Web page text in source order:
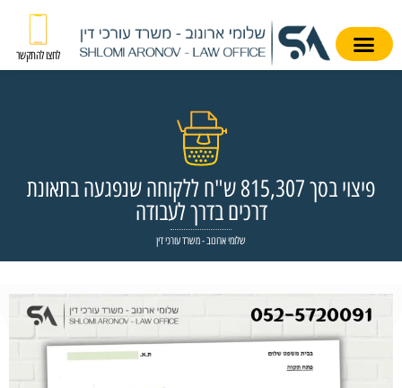
לחצו להתקשר
פיצוי בסך 815,307 ש"ח ללקוחה שנפגעה בתאונת
דרכים בדרך לעבודה
שלומי ארונוב - משרד עורכי דין